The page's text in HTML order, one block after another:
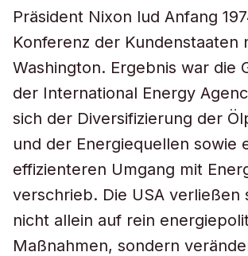
Präsident Nixon lud Anfang
Konferenz der Kundenstaaten
Washington. Ergebnis war die
der International Energy
sich der Diversifizierung der
und der Energiequellen sowie
effizienteren Umgang mit
verschrieb. Die USA verließen
nicht allein auf rein
Maßnahmen, sondern